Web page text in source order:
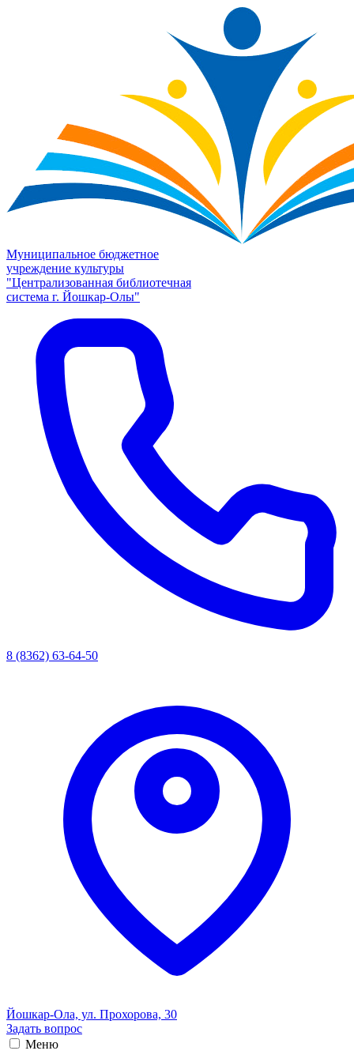
Муниципальное бюджетное
учреждение культуры
"Централизованная библиотечная
система г. Йошкар-Олы"
8 (8362) 63-64-50
Йошкар-Ола, ул. Прохорова, 30
Задать вопрос
Меню